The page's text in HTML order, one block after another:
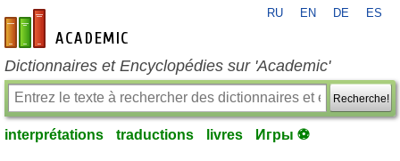
fr-academic.com
RU EN DE ES
Dictionnaires et Encyclopédies sur 'Academic'
Recherche!
interprétations traductions livres Игры ⚽